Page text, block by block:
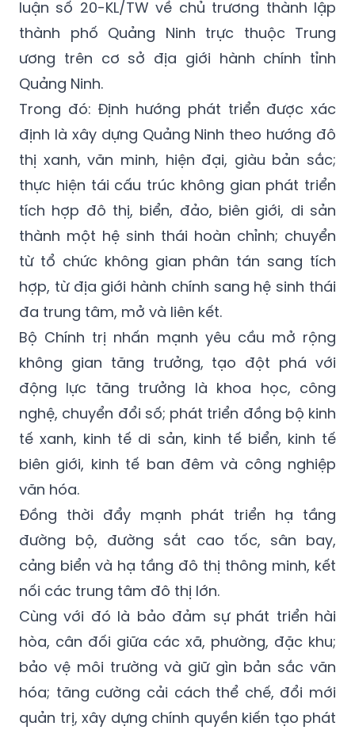
luận số 20-KL/TW về chủ trương thành lập
thành phố Quảng Ninh trực thuộc Trung
ương trên cơ sở địa giới hành chính tỉnh
Quảng Ninh.
Trong đó: Định hướng phát triển được xác
định là xây dựng Quảng Ninh theo hướng đô
thị xanh, văn minh, hiện đại, giàu bản sắc;
thực hiện tái cấu trúc không gian phát triển
tích hợp đô thị, biển, đảo, biên giới, di sản
thành một hệ sinh thái hoàn chỉnh; chuyển
từ tổ chức không gian phân tán sang tích
hợp, từ địa giới hành chính sang hệ sinh thái
đa trung tâm, mở và liên kết.
Bộ Chính trị nhấn mạnh yêu cầu mở rộng
không gian tăng trưởng, tạo đột phá với
động lực tăng trưởng là khoa học, công
nghệ, chuyển đổi số; phát triển đồng bộ kinh
tế xanh, kinh tế di sản, kinh tế biển, kinh tế
biên giới, kinh tế ban đêm và công nghiệp
văn hóa.
Đồng thời đẩy mạnh phát triển hạ tầng
đường bộ, đường sắt cao tốc, sân bay,
cảng biển và hạ tầng đô thị thông minh, kết
nối các trung tâm đô thị lớn.
Cùng với đó là bảo đảm sự phát triển hài
hòa, cân đối giữa các xã, phường, đặc khu;
bảo vệ môi trường và giữ gìn bản sắc văn
hóa; tăng cường cải cách thể chế, đổi mới
quản trị, xây dựng chính quyền kiến tạo phát